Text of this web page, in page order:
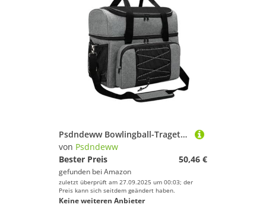
Psdndeww Bowlingball-Tragetasche, tragbar, wasserdicht, Reise-Schuh, Rucksäcke, Sportballtasche, Bowling-Halter für 2 Bälle
von Psdndeww
Bester Preis
50,46 €
gefunden bei Amazon
zuletzt überprüft am 27.09.2025 um 00:03; der
Preis kann sich seitdem geändert haben.
Keine weiteren Anbieter